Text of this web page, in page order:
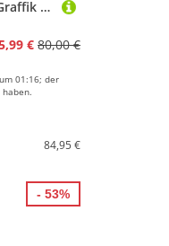
DC Shoes DC Shoes Ct Graffik SQ Black/Grey/Red Sneaker
€ 80,00 €
01:16; der
84,95 €
- 53%